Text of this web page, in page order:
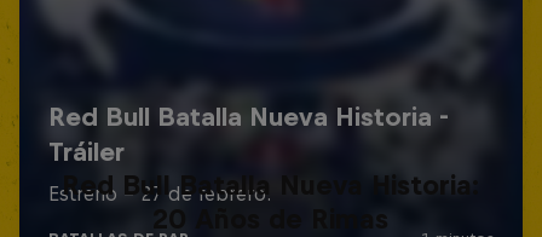
Red Bull Batalla Nueva Historia:
20 Años de Rimas